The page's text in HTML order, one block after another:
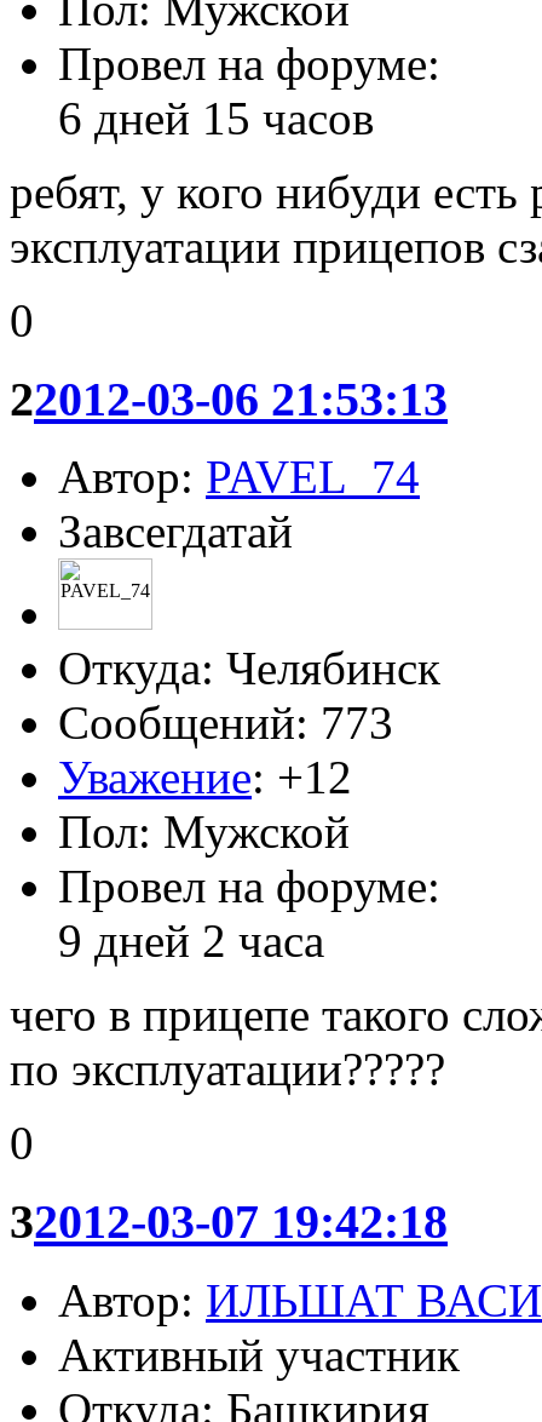
Провел на форуме:
6 дней 15 часов
ребят, у кого нибуди
эксплуатации прицепов
0
22012-03-06 21:53:13
Автор: PAVEL_74
Завсегдатай
Откуда: Челябинск
Сообщений: 773
Уважение: +12
Пол: Мужской
Провел на форуме:
9 дней 2 часа
чего в прицепе такого
по эксплуатации?????
0
32012-03-07 19:42:18
Автор: ИЛЬШАТ
Активный участник
Откуда: Башкирия